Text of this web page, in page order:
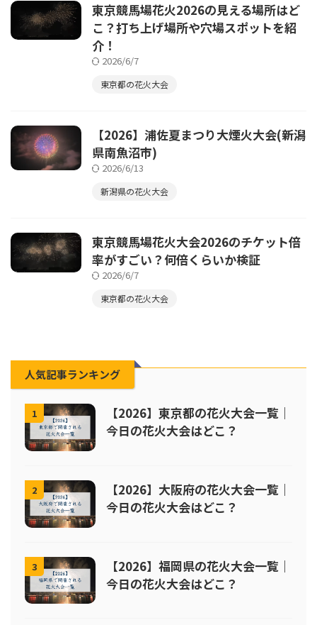
東京競馬場花火2026の見える場所はど
こ？打ち上げ場所や穴場スポットを紹
介！
2026/6/7
東京都の花火大会
【2026】浦佐夏まつり大煙火大会(新潟
県南魚沼市)
2026/6/13
新潟県の花火大会
東京競馬場花火大会2026のチケット倍
率がすごい？何倍くらいか検証
2026/6/7
東京都の花火大会
人気記事ランキング
1
【2026】東京都の花火大会一覧｜
今日の花火大会はどこ？
2
【2026】大阪府の花火大会一覧｜
今日の花火大会はどこ？
3
【2026】福岡県の花火大会一覧｜
今日の花火大会はどこ？